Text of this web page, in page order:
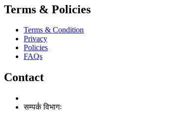
Terms & Policies
Terms & Condition
Privacy
Policies
FAQs
Contact
सम्पर्क विभागः